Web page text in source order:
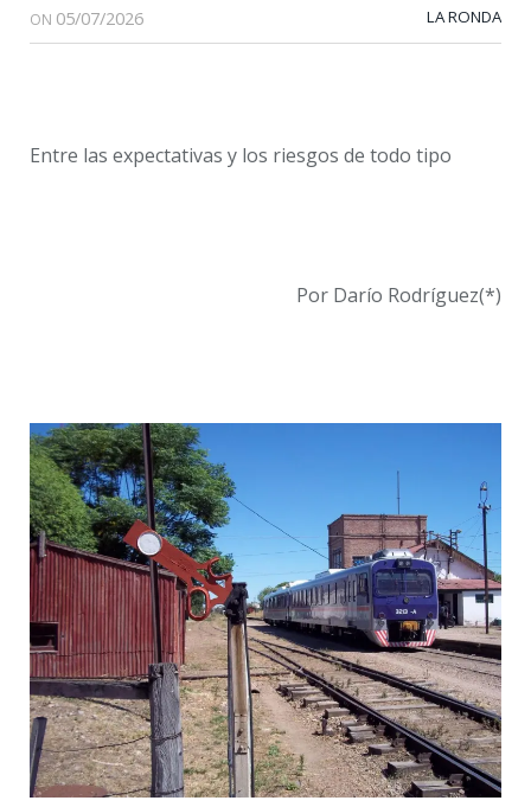
ON 05/07/2026 LA RONDA
Entre las expectativas y los riesgos de todo tipo
Por Darío Rodríguez(*)